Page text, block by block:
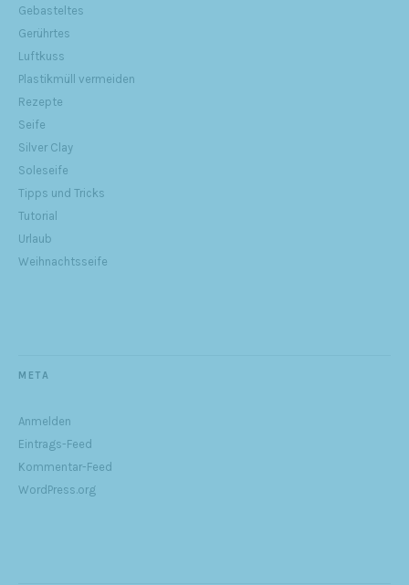
Gebasteltes
Gerührtes
Luftkuss
Plastikmüll vermeiden
Rezepte
Seife
Silver Clay
Soleseife
Tipps und Tricks
Tutorial
Urlaub
Weihnachtsseife
META
Anmelden
Eintrags-Feed
Kommentar-Feed
WordPress.org